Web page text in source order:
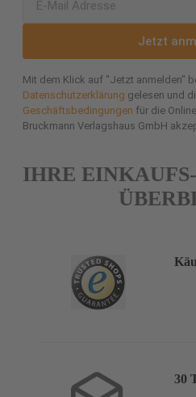
Jetzt
Mit dem Klick auf "Jetzt anmelden"
Datenschutzerklärung gelesen und
Geschäftsbedingungen für die
Bruckmann Verlagshaus GmbH
IHRE
30